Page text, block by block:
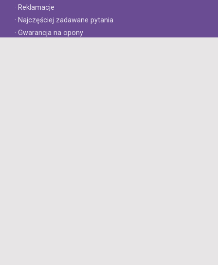
· Reklamacje
· Najczęściej zadawane pytania
· Gwarancja na opony